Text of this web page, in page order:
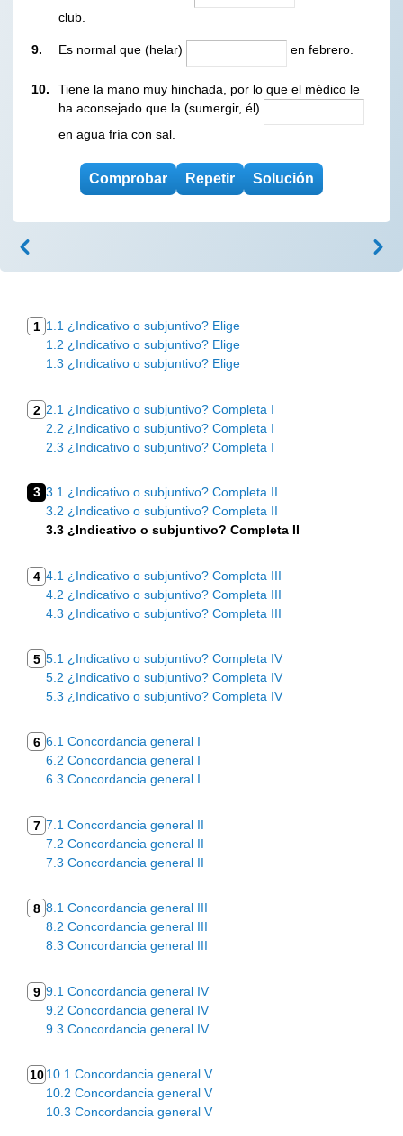
club.
9. Es normal que (helar) en febrero.
10.
Tiene la mano muy hinchada, por lo que el médico le
ha aconsejado que la (sumergir, él)
en agua fría con sal.
1 1.1 ¿Indicativo o subjuntivo? Elige
1.2 ¿Indicativo o subjuntivo? Elige
1.3 ¿Indicativo o subjuntivo? Elige
2 2.1 ¿Indicativo o subjuntivo? Completa I
2.2 ¿Indicativo o subjuntivo? Completa I
2.3 ¿Indicativo o subjuntivo? Completa I
3 3.1 ¿Indicativo o subjuntivo? Completa II
3.2 ¿Indicativo o subjuntivo? Completa II
3.3 ¿Indicativo o subjuntivo? Completa II
4 4.1 ¿Indicativo o subjuntivo? Completa III
4.2 ¿Indicativo o subjuntivo? Completa III
4.3 ¿Indicativo o subjuntivo? Completa III
5 5.1 ¿Indicativo o subjuntivo? Completa IV
5.2 ¿Indicativo o subjuntivo? Completa IV
5.3 ¿Indicativo o subjuntivo? Completa IV
6 6.1 Concordancia general I
6.2 Concordancia general I
6.3 Concordancia general I
7 7.1 Concordancia general II
7.2 Concordancia general II
7.3 Concordancia general II
8 8.1 Concordancia general III
8.2 Concordancia general III
8.3 Concordancia general III
9 9.1 Concordancia general IV
9.2 Concordancia general IV
9.3 Concordancia general IV
10 10.1 Concordancia general V
10.2 Concordancia general V
10.3 Concordancia general V